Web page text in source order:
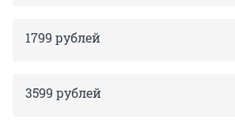
1799 рублей
3599 рублей